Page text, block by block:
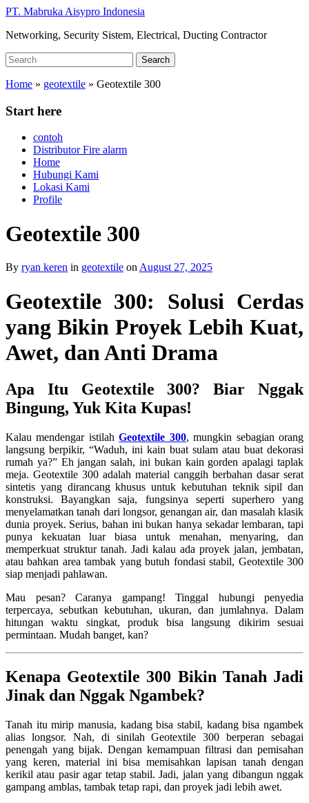
Skip
main
PT. Mabruka Aisypro Indonesia
Networking, Security Sistem, Electrical, Ducting Contractor
Search
for:
Search
Home » geotextile » Geotextile 300
Start here
contoh
Distributor Fire alarm
Home
Hubungi Kami
Lokasi Kami
Profile
Geotextile 300
By ryan keren in geotextile on August 27, 2025
Geotextile 300: Solusi Cerdas
yang Bikin Proyek Lebih Kuat,
Awet, dan Anti Drama
Apa Itu Geotextile 300? Biar Nggak
Bingung, Yuk Kita Kupas!
Kalau mendengar istilahGeotextile 300, mungkin sebagian orang
langsung berpikir, “Waduh, ini kain buat sulam atau buat dekorasi
rumah ya?” Eh jangan salah, ini bukan kain gorden apalagi taplak
meja. Geotextile 300 adalah material canggih berbahan dasar serat
sintetis yang dirancang khusus untuk kebutuhan teknik sipil dan
konstruksi. Bayangkan saja, fungsinya seperti superhero yang
menyelamatkan tanah dari longsor, genangan air, dan masalah klasik
dunia proyek. Serius, bahan ini bukan hanya sekadar lembaran, tapi
punya kekuatan luar biasa untuk menahan, menyaring, dan
memperkuat struktur tanah. Jadi kalau ada proyek jalan, jembatan,
atau bahkan area tambak yang butuh fondasi stabil, Geotextile 300
siap menjadi pahlawan.
Mau pesan? Caranya gampang! Tinggal hubungi penyedia
terpercaya, sebutkan kebutuhan, ukuran, dan jumlahnya. Dalam
hitungan waktu singkat, produk bisa langsung dikirim sesuai
permintaan. Mudah banget, kan?
Kenapa Geotextile 300 Bikin Tanah Jadi
Jinak dan Nggak Ngambek?
Tanah itu mirip manusia, kadang bisa stabil, kadang bisa ngambek
alias longsor. Nah, di sinilah Geotextile 300 berperan sebagai
penengah yang bijak. Dengan kemampuan filtrasi dan pemisahan
yang keren, material ini bisa memisahkan lapisan tanah dengan
kerikil atau pasir agar tetap stabil. Jadi, jalan yang dibangun nggak
gampang amblas, tambak tetap rapi, dan proyek jadi lebih awet.